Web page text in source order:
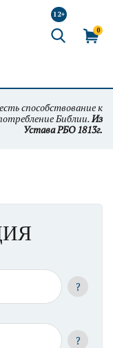
12+
0
способствование к
Библии.Из
Устава РБО 1813г.
?
?